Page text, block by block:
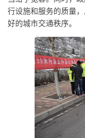
行设施和服务的质量
好的城市交通秩序。